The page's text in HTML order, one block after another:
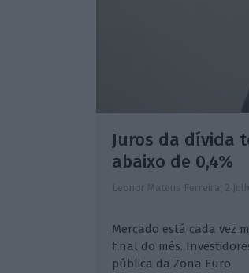
Juros da dívida
abaixo de 0,4%
Leonor Mateus Ferreira, 2
Mercado está cada vez
final do mês.
pública da Zona Euro.